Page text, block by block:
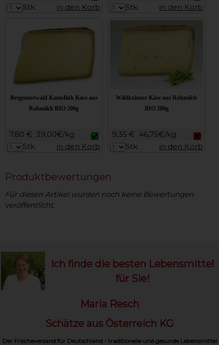
Stk.
in den Korb
Stk.
in den Korb
Bregenzerwald Kanisfluh Käse aus
Rohmilch BIO 200g
7,80 € 39,00€/kg
Stk.
in den Korb
Wildkräuter Käse aus Rohmilch
BIO 200g
9,35 € 46,75€/kg
Stk.
in den Korb
Produktbewertungen
Für diesen Artikel wurden noch keine Bewertungen
veröffentlicht.
Ich finde die besten Lebensmittel
für Sie!
Maria Resch
Schätze aus Österreich KG
Der Frischeversand für Deutschland - traditionelle und gesunde Lebensmittel